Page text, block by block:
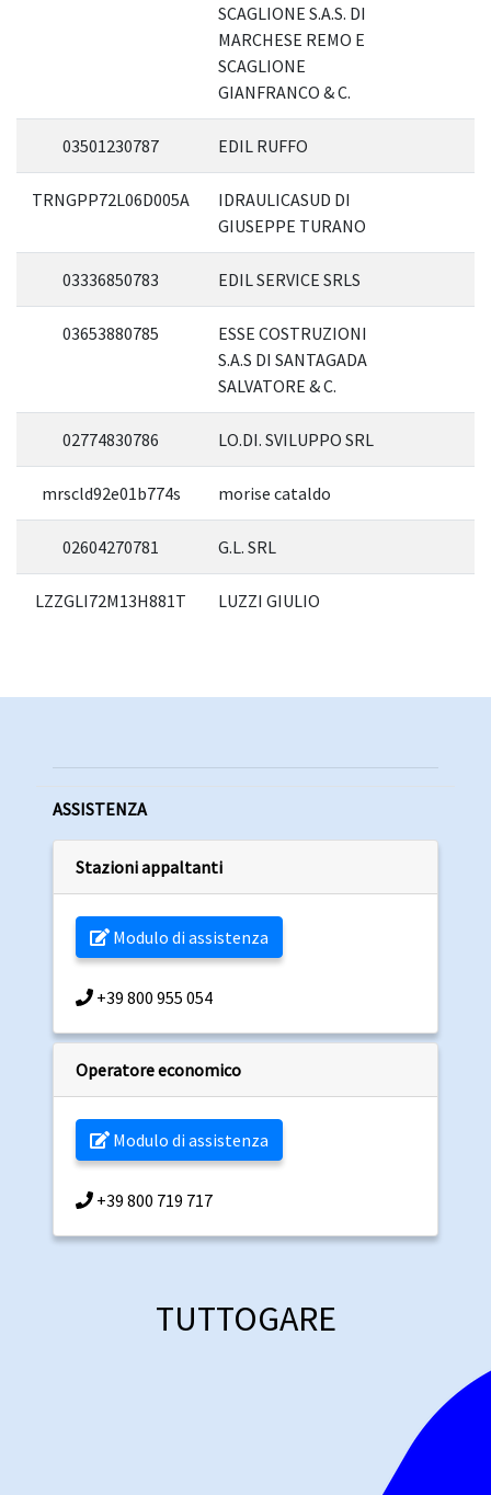
SCAGLIONE S.A.S. DI
MARCHESE REMO E
SCAGLIONE
GIANFRANCO & C.
03501230787 EDIL RUFFO
TRNGPP72L06D005A
IDRAULICASUD DI
GIUSEPPE TURANO
03336850783 EDIL SERVICE SRLS
03653880785
ESSE COSTRUZIONI
S.A.S DI SANTAGADA
SALVATORE & C.
02774830786 LO.DI. SVILUPPO SRL
mrscld92e01b774s morise cataldo
02604270781 G.L. SRL
LZZGLI72M13H881T LUZZI GIULIO
ASSISTENZA
Stazioni appaltanti
Modulo di assistenza
+39 800 955 054
Operatore economico
Modulo di assistenza
+39 800 719 717
TUTTOGARE